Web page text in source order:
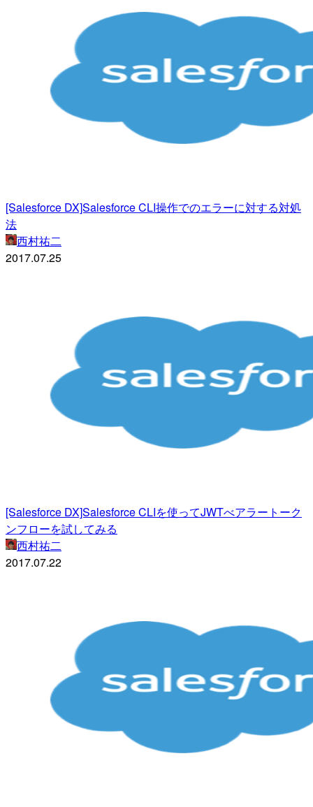
[Salesforce DX]Salesforce CLI操作でのエラーに対する対処
法
西村祐二
2017.07.25
[Salesforce DX]Salesforce CLIを使ってJWTべアラートーク
ンフローを試してみる
西村祐二
2017.07.22